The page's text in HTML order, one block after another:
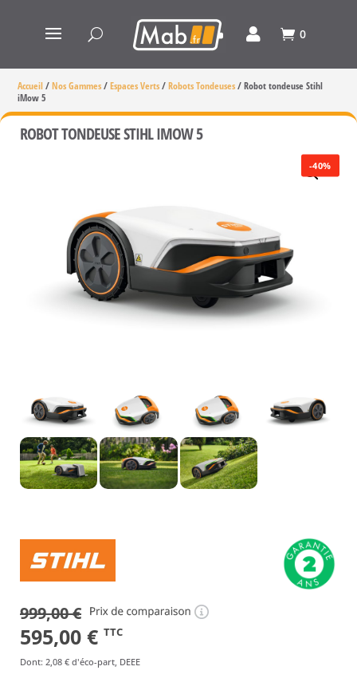
0
Accueil/Nos Gammes/Espaces Verts/Robots Tondeuses/Robot tondeuse Stihl
iMow 5
ROBOT TONDEUSE STIHL IMOW 5
-40%
999,00€
Le
prix
595,00 €Le
prix
TTC
Dont: 2,08 € d'éco-part, DEEE